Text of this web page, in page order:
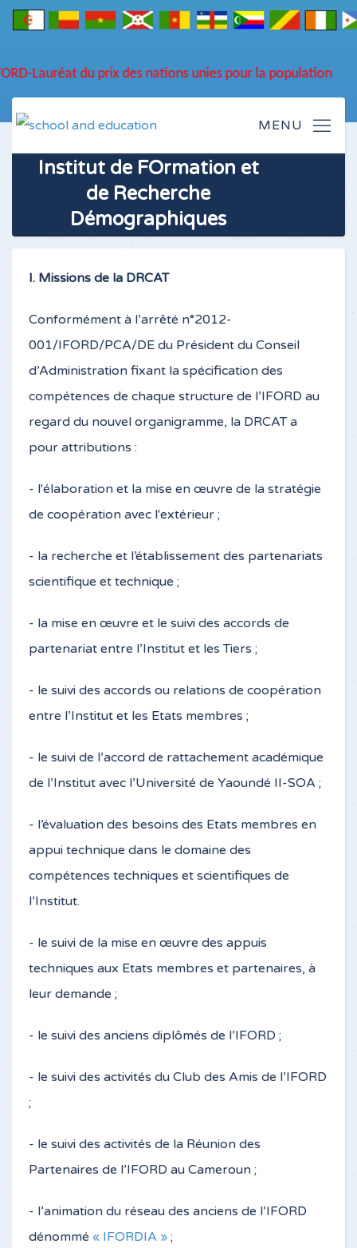
DU
Lauréat du prix des nations unies pour la population
Institut de FOrmation et
de Recherche
Démographiques
I. Missions de la DRCAT
Conformément à l’arrêté n°2012-
001/IFORD/PCA/DE du Président du Conseil
d’Administration fixant la spécification des
compétences de chaque structure de l’IFORD au
regard du nouvel organigramme, la DRCAT a
pour attributions :
- l'élaboration et la mise en œuvre de la stratégie
de coopération avec l'extérieur ;
- la recherche et l’établissement des partenariats
scientifique et technique ;
- la mise en œuvre et le suivi des accords de
partenariat entre l’Institut et les Tiers ;
- le suivi des accords ou relations de coopération
entre l’Institut et les Etats membres ;
- le suivi de l’accord de rattachement académique
de l’Institut avec l’Université de Yaoundé II-SOA ;
- l’évaluation des besoins des Etats membres en
appui technique dans le domaine des
compétences techniques et scientifiques de
l’Institut.
- le suivi de la mise en œuvre des appuis
techniques aux Etats membres et partenaires, à
leur demande ;
- le suivi des anciens diplômés de l’IFORD ;
- le suivi des activités du Club des Amis de l’IFORD
;
- le suivi des activités de la Réunion des
Partenaires de l’IFORD au Cameroun ;
- l’animation du réseau des anciens de l’IFORD
dénommé « IFORDIA » ;